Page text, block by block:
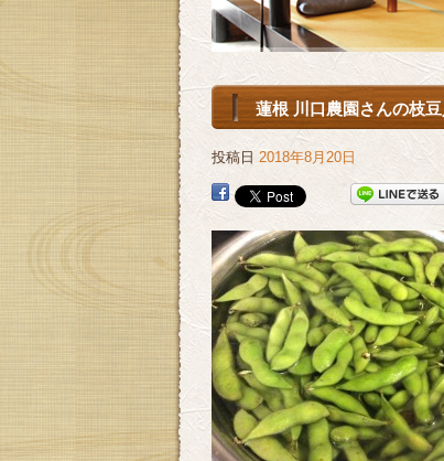
蓮根 川口農園さんの枝
投稿日 2018年8月20日